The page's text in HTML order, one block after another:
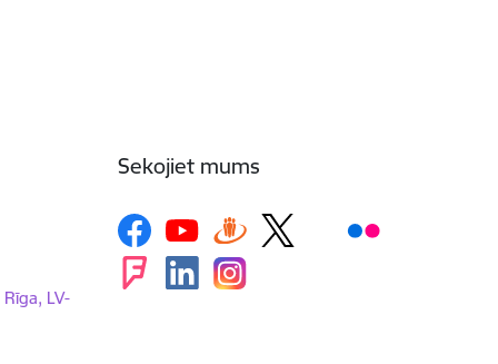
LV-
Sekojiet mums